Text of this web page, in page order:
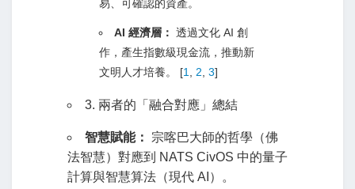
易、可確認的資產。
AI 經濟層： 透過文化 AI 創
作，產生指數級現金流，推動新
文明人才培養。
[1 2 3]
3. 兩者的「融合對應」總結
智慧賦能：
宗喀巴大師的哲學（佛
法智慧）對應到 NATS CivOS 中的量子
計算與智慧算法（現代 AI）。